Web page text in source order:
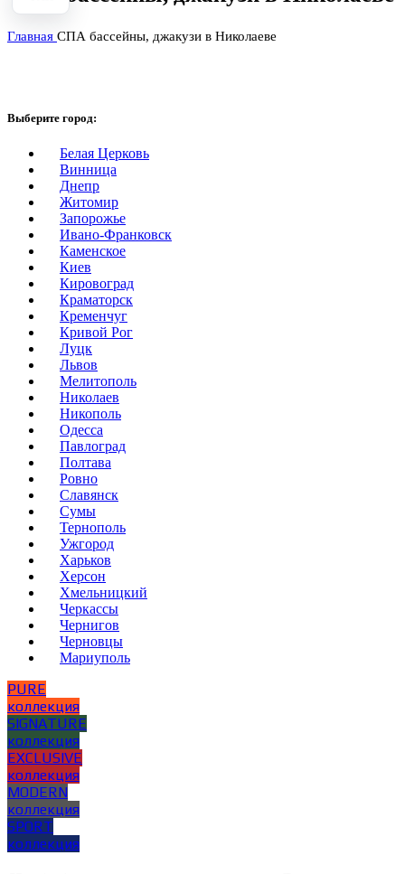
Главная СПА бассейны, джакузи в Николаеве
Выберите город:
Белая Церковь
Винница
Днепр
Житомир
Запорожье
Ивано-Франковск
Каменское
Киев
Кировоград
Краматорск
Кременчуг
Кривой Рог
Луцк
Львов
Мелитополь
Николаев
Никополь
Одесса
Павлоград
Полтава
Ровно
Славянск
Сумы
Тернополь
Ужгород
Харьков
Херсон
Хмельницкий
Черкассы
Чернигов
Черновцы
Мариуполь
PURE
коллекция
SIGNATURE
коллекция
EXCLUSIVE
коллекция
MODERN
коллекция
SPORT
коллекция